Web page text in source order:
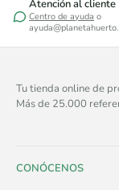
Atención al cliente
Centro de ayuda o
Tu tienda online de
Más de 25.000
CONÓCENOS